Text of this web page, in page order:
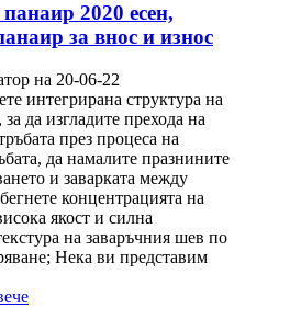
2020 есен,
за внос и износ
на 20-06-22
интегрирана структура на
за да изгладите прехода на
през процеса на
да намалите празнините
и заварката между
концентрацията на
якост и силна
на заваръчния шев по
Нека ви представим